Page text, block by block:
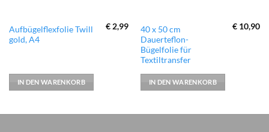
Aufbügelflexfolie Twill
gold, A4
€2,99
IN DEN WARENKORB
40 x 50 cm
Dauerteflon-
Bügelfolie für
Textiltransfer
€ 10,90
IN DEN WARENKORB